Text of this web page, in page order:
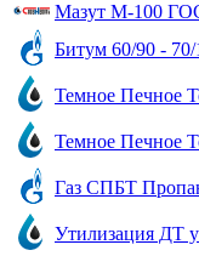
Мазут М-100
Битум 60/90 -
Темное Печное
Темное Печное
Газ СПБТ
Утилизация ДТ